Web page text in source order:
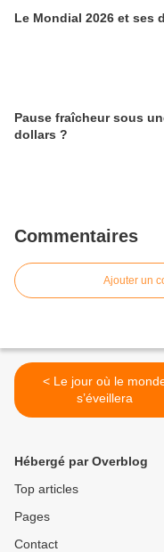
Le Mondial 2026 et ses
Pause fraîcheur sous
dollars ?
Commentaires
Ajouter un
< Le jour où le monde
s’éveillera
Hébergé par Overblog
Top articles
Pages
Contact